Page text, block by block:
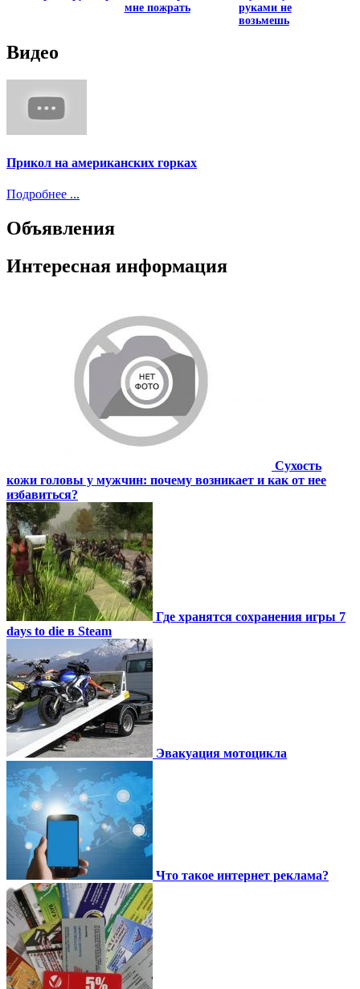
мне пожрать
руками не
возьмешь
Видео
Прикол на американских горках
Подробнее ...
Объявления
Интересная информация
Сухость
кожи головы у мужчин: почему возникает и как от нее
избавиться?
Где хранятся сохранения игры 7
days to die в Steam
Эвакуация мотоцикла
Что такое интернет реклама?